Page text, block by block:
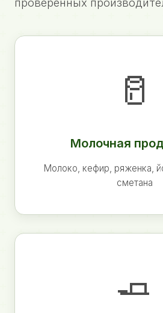
🥛
Молочная
Молоко, кефир, ряженка,
сметана
🧈